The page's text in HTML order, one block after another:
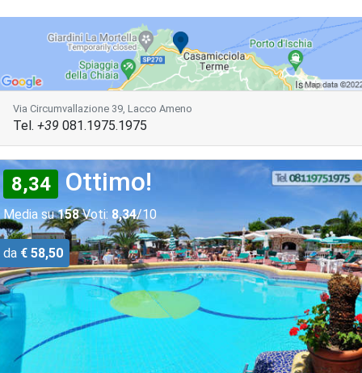
Via Circumvallazione 39, Lacco Ameno
Tel. +39 081.1975.1975
8,34 Ottimo!
Media su158Voti: 8,34/10
da € 58,50